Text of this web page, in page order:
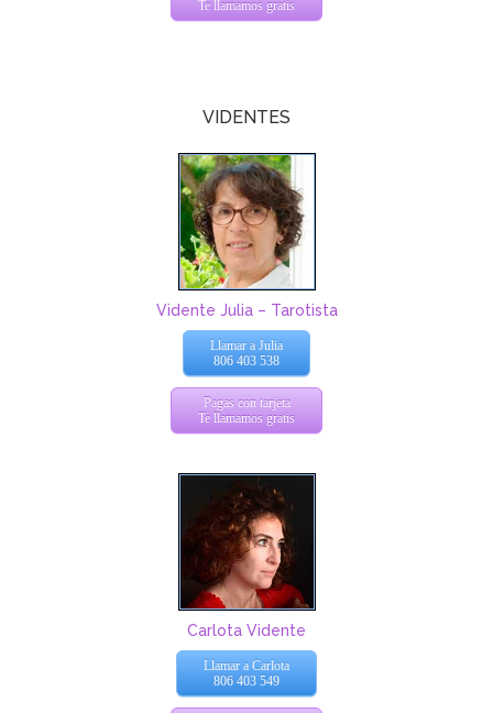
Te llamamos gratis
VIDENTES
Vidente Julia – Tarotista
Llamar a Julia
806 403 538
Pagas con tarjeta
Te llamamos gratis
Carlota Vidente
Llamar a Carlota
806 403 549